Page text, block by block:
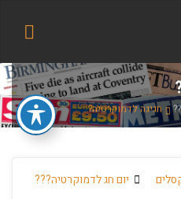
חגיגה לדמוקרטיה?
יום חג לדמוקרטיה???